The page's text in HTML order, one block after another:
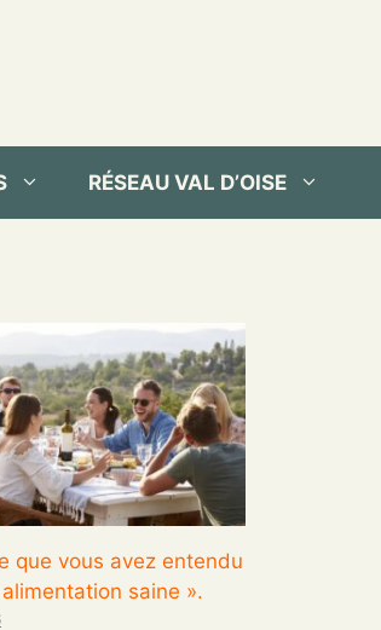
RÉSEAU VAL D’OISE
que vous avez entendu
saine ».